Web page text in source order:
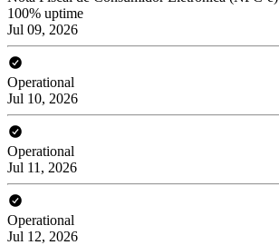
100% uptime
Jul 09, 2026
Operational
Jul 10, 2026
Operational
Jul 11, 2026
Operational
Jul 12, 2026